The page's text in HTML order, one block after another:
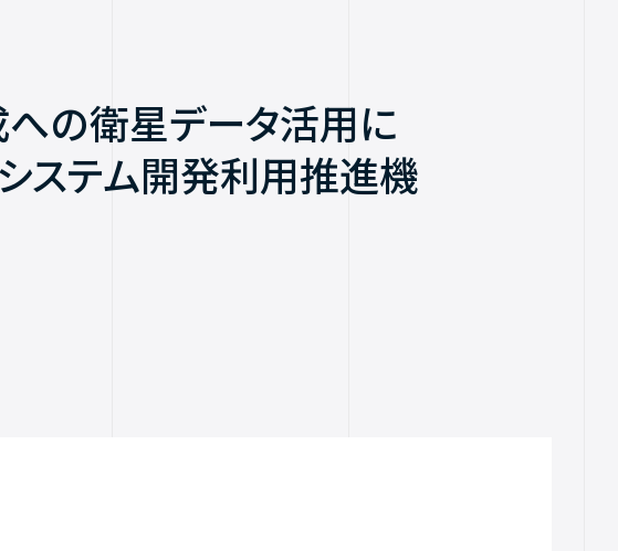
の衛星データ活用に
ステム開発利用推進機
Axelspace Holdings
AxelGlobe